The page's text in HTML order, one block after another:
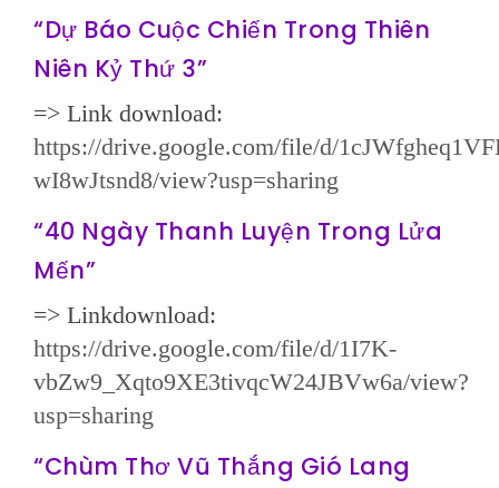
“Dự Báo Cuộc Chiến Trong Thiên
Niên Kỷ Thứ 3”
=> Link download:
https://drive.google.com/file/d/
wI8wJtsnd8/view?usp=sharing
“40 Ngày Thanh Luyện Trong Lửa
Mến”
=> Linkdownload:
https://drive.google.com/file/d/1I7K-
vbZw9_Xqto9XE3tivqcW24JBVw6a/view?
usp=sharing
“Chùm Thơ Vũ Thắng Gió Lang